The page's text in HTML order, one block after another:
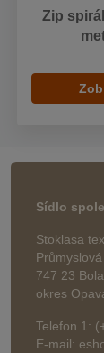
Zip
Sídlo
Stoklasa
747 23
okres
Telefon 1:
E-mail: